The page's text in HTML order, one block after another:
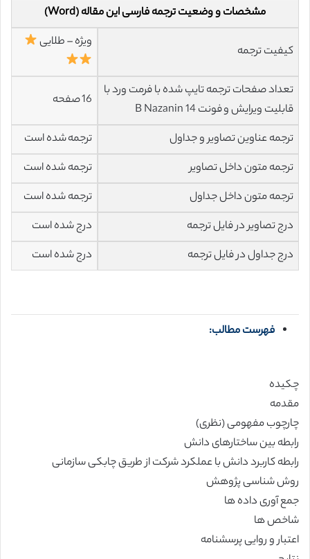
مشخصات و وضعیت ترجمه فارسی این مقاله (Word)
کیفیت ترجمه
ویژه – طلایی
تعداد صفحات ترجمه تایپ شده با فرمت ورد با
قابلیت ویرایش و فونت 14 B Nazanin
16 صفحه
ترجمه عناوین تصاویر و جداول
ترجمه شده است
ترجمه متون داخل تصاویر
ترجمه شده است
ترجمه متون داخل جداول
ترجمه شده است
درج تصاویر در فایل ترجمه
درج شده است
درج جداول در فایل ترجمه
درج شده است
فهرست مطالب:
چکیده
مقدمه
چارچوب مفهومی (نظری)
رابطه بین ساختارهای دانش
رابطه کاربرد دانش با عملکرد شرکت از طریق چابکی سازمانی
روش شناسی پژوهش
جمع آوری داده ها
شاخص ها
اعتبار و روایی پرسشنامه